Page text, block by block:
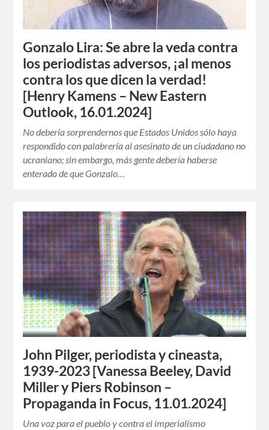
Gonzalo Lira: Se abre la veda contra
los periodistas adversos, ¡al menos
contra los que dicen la verdad!
[Henry Kamens – New Eastern
Outlook, 16.01.2024]
No debería sorprendernos que Estados Unidos sólo haya
respondido con palabrería al asesinato de un ciudadano no
ucraniano; sin embargo, más gente debería haberse
enterado de que Gonzalo…
John Pilger, periodista y cineasta,
1939-2023 [Vanessa Beeley, David
Miller y Piers Robinson –
Propaganda in Focus, 11.01.2024]
Una voz para el pueblo y contra el imperialismo